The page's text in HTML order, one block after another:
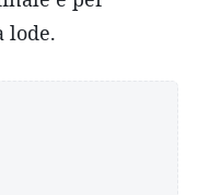
lode.